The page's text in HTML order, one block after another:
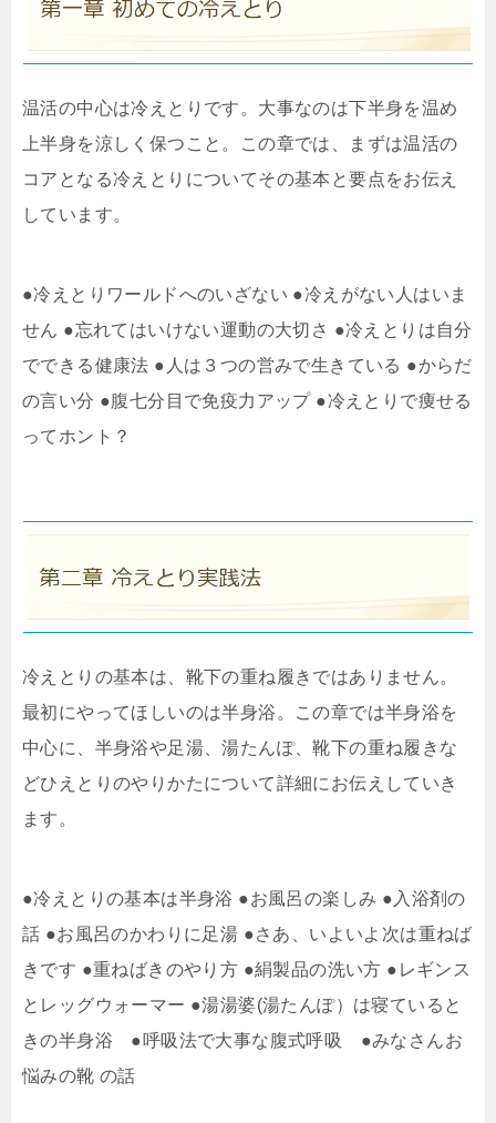
温活の中心は冷えとりです。大事なのは下半身を温め
上半身を涼しく保つこと。この章では、まずは温活の
コアとなる冷えとりについてその基本と要点をお伝え
しています。
●冷えとりワールドへのいざない ●冷えがない人はいま
せん ●忘れてはいけない運動の大切さ ●冷えとりは自分
でできる健康法 ●人は３つの営みで生きている ●からだ
の言い分 ●腹七分目で免疫力アップ ●冷えとりで痩せる
ってホント？
冷えとりの基本は、靴下の重ね履きではありません。
最初にやってほしいのは半身浴。この章では半身浴を
中心に、半身浴や足湯、湯たんぽ、靴下の重ね履きな
どひえとりのやりかたについて詳細にお伝えしていき
ます。
●冷えとりの基本は半身浴 ●お風呂の楽しみ ●入浴剤の
話 ●お風呂のかわりに足湯 ●さあ、いよいよ次は重ねば
きです ●重ねばきのやり方 ●絹製品の洗い方 ●レギンス
とレッグウォーマー ●湯湯婆(湯たんぽ）は寝ていると
きの半身浴 ●呼吸法で大事な腹式呼吸 ●みなさんお
悩みの靴 の話